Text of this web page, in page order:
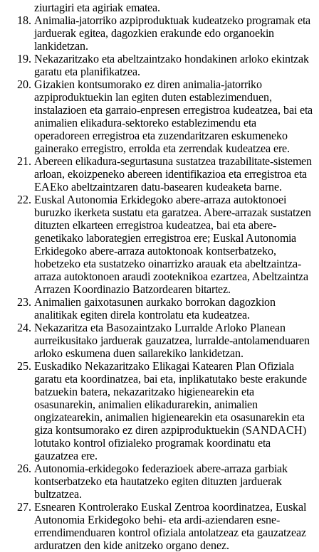
ziurtagiri eta agiriak ematea.
Animalia-jatorriko azpiproduktuak kudeatzeko programak eta
jarduerak egitea, dagozkien erakunde edo organoekin
lankidetzan.
Nekazaritzako eta abeltzaintzako hondakinen arloko ekintzak
garatu eta planifikatzea.
Gizakien kontsumorako ez diren animalia-jatorriko
azpiproduktuekin lan egiten duten establezimenduen,
instalazioen eta garraio-enpresen erregistroa kudeatzea, bai eta
animalien elikadura-sektoreko establezimendu eta
operadoreen erregistroa eta zuzendaritzaren eskumeneko
gainerako erregistro, errolda eta zerrendak kudeatzea ere.
Abereen elikadura-segurtasuna sustatzea trazabilitate-sistemen
arloan, ekoizpeneko abereen identifikazioa eta erregistroa eta
EAEko abeltzaintzaren datu-basearen kudeaketa barne.
Euskal Autonomia Erkidegoko abere-arraza autoktonoei
buruzko ikerketa sustatu eta garatzea. Abere-arrazak sustatzen
dituzten elkarteen erregistroa kudeatzea, bai eta abere-
genetikako laborategien erregistroa ere; Euskal Autonomia
Erkidegoko abere-arraza autoktonoak kontserbatzeko,
hobetzeko eta sustatzeko oinarrizko arauak eta abeltzaintza-
arraza autoktonoen araudi zooteknikoa ezartzea, Abeltzaintza
Arrazen Koordinazio Batzordearen bitartez.
Animalien gaixotasunen aurkako borrokan dagozkion
analitikak egiten direla kontrolatu eta kudeatzea.
Nekazaritza eta Basozaintzako Lurralde Arloko Planean
aurreikusitako jarduerak gauzatzea, lurralde-antolamenduaren
arloko eskumena duen sailarekiko lankidetzan.
Euskadiko Nekazaritzako Elikagai Katearen Plan Ofiziala
garatu eta koordinatzea, bai eta, inplikatutako beste erakunde
batzuekin batera, nekazaritzako higienearekin eta
osasunarekin, animalien elikadurarekin, animalien
ongizatearekin, animalien higienearekin eta osasunarekin eta
giza kontsumorako ez diren azpiproduktuekin (SANDACH)
lotutako kontrol ofizialeko programak koordinatu eta
gauzatzea ere.
Autonomia-erkidegoko federazioek abere-arraza garbiak
kontserbatzeko eta hautatzeko egiten dituzten jarduerak
bultzatzea.
Esnearen Kontrolerako Euskal Zentroa koordinatzea, Euskal
Autonomia Erkidegoko behi- eta ardi-aziendaren esne-
errendimenduaren kontrol ofiziala antolatzeaz eta gauzatzeaz
arduratzen den kide anitzeko organo denez.